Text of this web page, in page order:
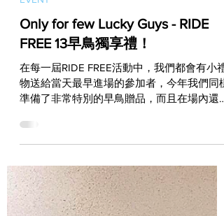
Only for few Lucky Guys - RIDE
在每一屆RIDE FREE活動中，我們都會有小禮
物送給當天最早進場的參加者，今年我們同樣
販售許多專屬於這次活動的限量好物，在這個
週日就要登場的RIDE FREE 13，絕對不能錯